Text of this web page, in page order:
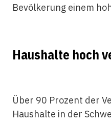
Bevölkerung einem
Haushalte hoch
Über 90 Prozent der
Haushalte in der